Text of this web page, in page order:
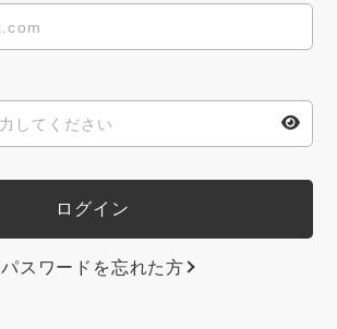
パスワードを忘れた方